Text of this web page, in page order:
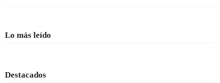
Lo más leído
Destacados